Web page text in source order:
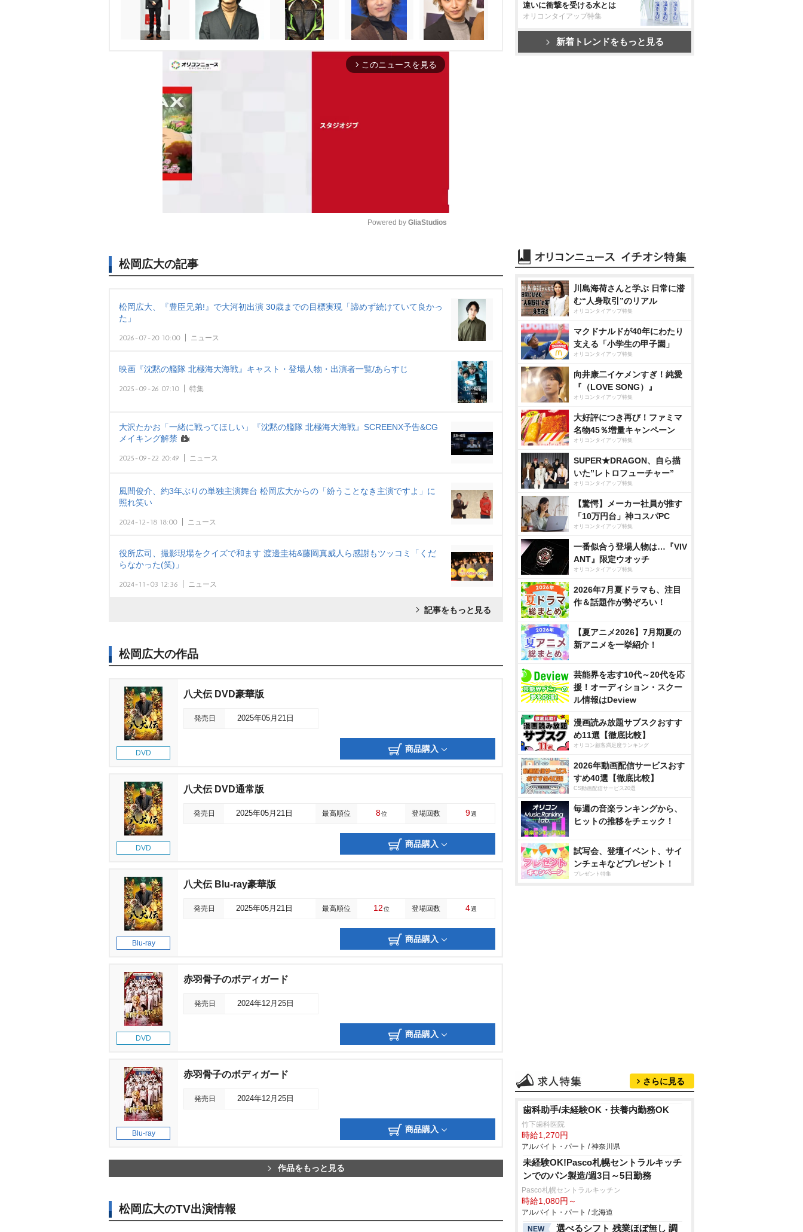
arrow_forward_ios このニュースを見る
u
e
Powered by GliaStudios
松岡広大の記事
松岡広大、『豊臣兄弟!』で大河初出演 30歳までの目標実現「諦めず続けていて良かっ
た」
2026-07-20 10:00 ニュース
映画『沈黙の艦隊 北極海大海戦』キャスト・登場人物・出演者一覧/あらすじ
2025-09-26 07:10 特集
大沢たかお「一緒に戦ってほしい」『沈黙の艦隊 北極海大海戦』SCREENX予告&CG
メイキング解禁
2025-09-22 20:49 ニュース
風間俊介、約3年ぶりの単独主演舞台 松岡広大からの「紛うことなき主演ですよ」に
照れ笑い
2024-12-18 18:00 ニュース
役所広司、撮影現場をクイズで和ます 渡邊圭祐&藤岡真威人ら感謝もツッコミ「くだ
らなかった(笑)」
2024-11-03 12:36 ニュース
記事をもっと見る
松岡広大の作品
DVD
八犬伝 DVD豪華版
発売日 2025年05月21日
商品購入
DVD
八犬伝 DVD通常版
発売日 2025年05月21日 最高順位 8位 登場回数 9週
商品購入
Blu-ray
八犬伝 Blu-ray豪華版
発売日 2025年05月21日 最高順位 12位 登場回数 4週
商品購入
DVD
赤羽骨子のボディガード
発売日 2024年12月25日
商品購入
Blu-ray
赤羽骨子のボディガード
発売日 2024年12月25日
商品購入
作品をもっと見る
松岡広大のTV出演情報
違いに衝撃を受ける水とは
オリコンタイアップ特集
新着トレンドをもっと見る
川島海荷さんと学ぶ 日常に潜
む“人身取引”のリアル
オリコンタイアップ特集
マクドナルドが40年にわたり
支える「小学生の甲子園」
オリコンタイアップ特集
向井康二イケメンすぎ！純愛
『（LOVE SONG）』
オリコンタイアップ特集
大好評につき再び！ファミマ
名物45％増量キャンペーン
オリコンタイアップ特集
SUPER★DRAGON、自ら描
いた”レトロフューチャー”
オリコンタイアップ特集
【驚愕】メーカー社員が推す
「10万円台」神コスパPC
オリコンタイアップ特集
一番似合う登場人物は…『VIV
ANT』限定ウオッチ
オリコンタイアップ特集
2026年7月夏ドラマも、注目
作＆話題作が勢ぞろい！
【夏アニメ2026】7月期夏の
新アニメを一挙紹介！
芸能界を志す10代～20代を応
援！オーディション・スクー
ル情報はDeview
漫画読み放題サブスクおすす
め11選【徹底比較】
オリコン顧客満足度ランキング
2026年動画配信サービスおす
すめ40選【徹底比較】
CS動画配信サービス20選
毎週の音楽ランキングから、
ヒットの推移をチェック！
試写会、登壇イベント、サイ
ンチェキなどプレゼント！
プレゼント特集
さらに見る
歯科助手/未経験OK・扶養内勤務OK
竹下歯科医院
時給1,270円
アルバイト・パート / 神奈川県
未経験OK!Pasco札幌セントラルキッチ
ンでのパン製造/週3日～5日勤務
Pasco札幌セントラルキッチン
時給1,080円～
アルバイト・パート / 北海道
NEW
選べるシフト 残業ほぼ無し 調